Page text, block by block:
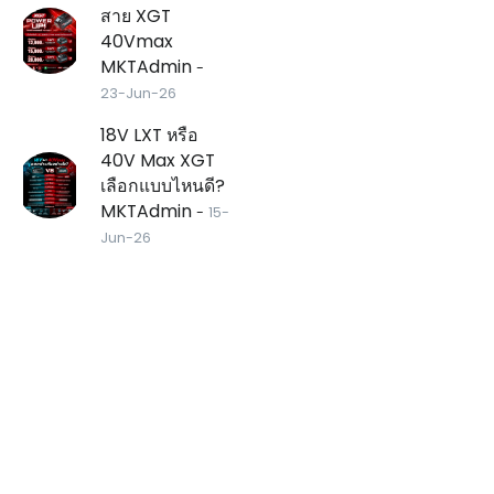
สาย XGT
40Vmax
MKTAdmin -
23-Jun-26
18V LXT หรือ
40V Max XGT
เลือกแบบไหนดี?
MKTAdmin - 15-
Jun-26